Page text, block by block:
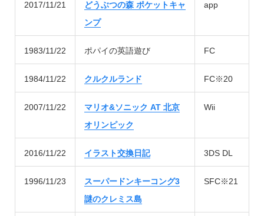
2017/11/21
どうぶつの森 ポケットキャ
ンプ
app
1983/11/22 ポパイの英語遊び FC
1984/11/22 クルクルランド FC※20
2007/11/22
マリオ&ソニック AT 北京
オリンピック
Wii
2016/11/22 イラスト交換日記 3DS DL
1996/11/23
スーパードンキーコング3
謎のクレミス島
SFC※21